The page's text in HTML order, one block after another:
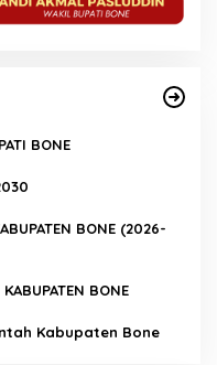
BONE
BONE (2026-
BONE
Kabupaten Bone